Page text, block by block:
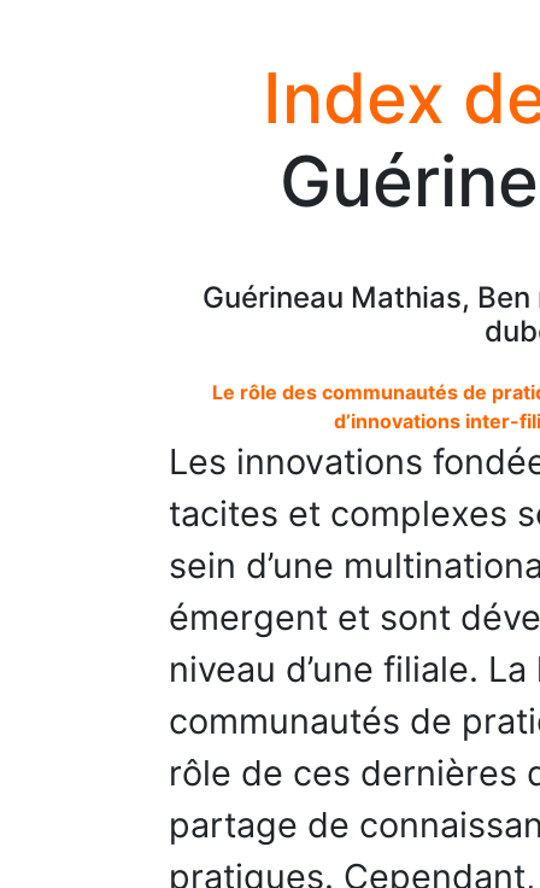
Index
Guérineau Mathias,
Le rôle des communautés de
d’innovations inter-
Les innovations
tacites et complexes
sein d’une
émergent et sont
niveau d’une filiale.
communautés de
rôle de ces dernières
partage de
pratiques.